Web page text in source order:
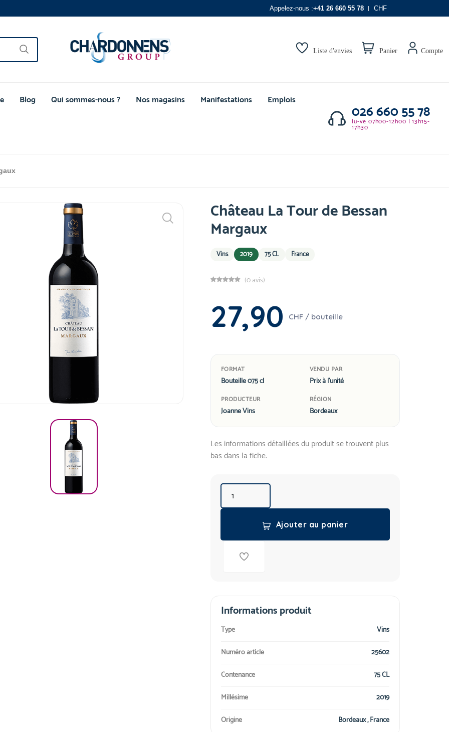
Appelez-nous :+41 26 660 55 78 CHF
Liste d'envies Panier Compte
Blog Qui sommes-nous ? Nos magasins Manifestations Emplois
026 660 55 78
lu-ve 07h00-12h00 | 13h15-
17h30
Château La Tour de Bessan
Margaux
Vins 2019 75 CL France
(0 avis)
27,90 CHF / bouteille
FORMAT
Bouteille 075 cl
VENDU PAR
Prix à l'unité
PRODUCTEUR
Joanne Vins
RÉGION
Bordeaux
Les informations détaillées du produit se trouvent plus
bas dans la fiche.
Ajouter au panier
Informations produit
Type
Vins
Numéro article
25602
Contenance
75 CL
Millésime
2019
Origine
Bordeaux , France